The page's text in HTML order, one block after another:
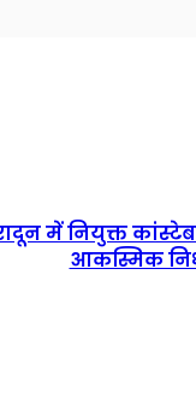
में नियुक्त
आकस्मिक